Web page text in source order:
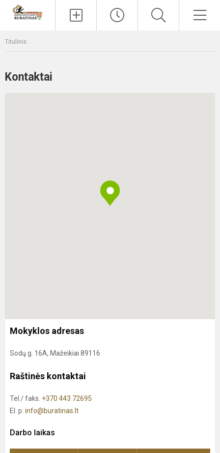
Titulinis
Kontaktai
Mokyklos adresas
Sodų g. 16A, Mažeikiai 89116
Raštinės kontaktai
Tel./ faks. +370 443 72695
El. p. info@buratinas.lt
Darbo laikas